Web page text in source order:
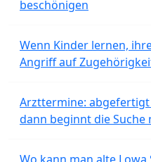
beschönigen
Wenn Kinder lernen,
Angriff auf
Arzttermine:
dann beginnt die